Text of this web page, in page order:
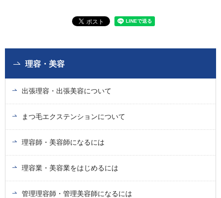
理容・美容
出張理容・出張美容について
まつ毛エクステンションについて
理容師・美容師になるには
理容業・美容業をはじめるには
管理理容師・管理美容師になるには